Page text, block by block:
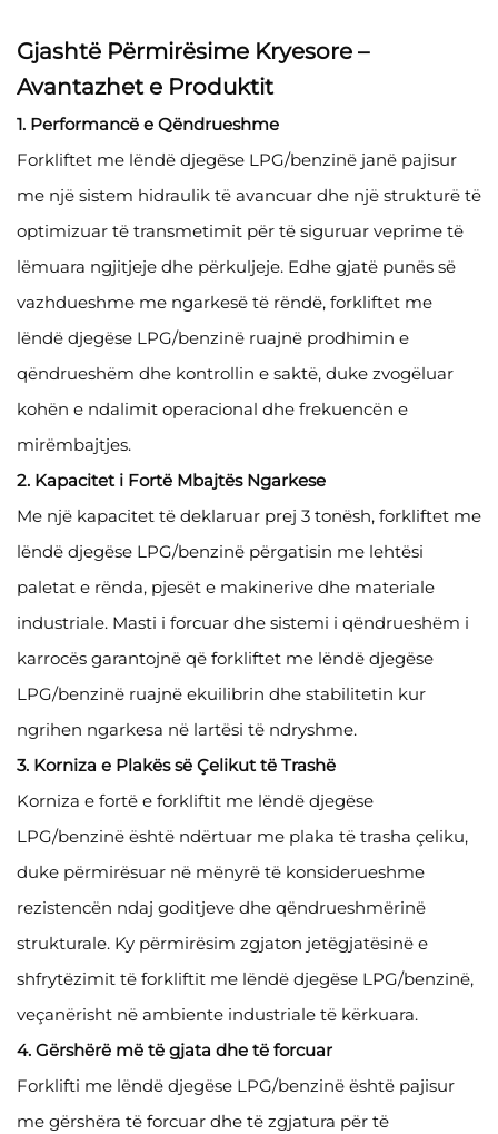
Gjashtë Përmirësime Kryesore –
Avantazhet e Produktit
1. Performancë e Qëndrueshme
Forkliftet me lëndë djegëse LPG/benzinë janë pajisur
me një sistem hidraulik të avancuar dhe një strukturë të
optimizuar të transmetimit për të siguruar veprime të
lëmuara ngjitjeje dhe përkuljeje. Edhe gjatë punës së
vazhdueshme me ngarkesë të rëndë, forkliftet me
lëndë djegëse LPG/benzinë ruajnë prodhimin e
qëndrueshëm dhe kontrollin e saktë, duke zvogëluar
kohën e ndalimit operacional dhe frekuencën e
mirëmbajtjes.
2. Kapacitet i Fortë Mbajtës Ngarkese
Me një kapacitet të deklaruar prej 3 tonësh, forkliftet me
lëndë djegëse LPG/benzinë përgatisin me lehtësi
paletat e rënda, pjesët e makinerive dhe materiale
industriale. Masti i forcuar dhe sistemi i qëndrueshëm i
karrocës garantojnë që forkliftet me lëndë djegëse
LPG/benzinë ruajnë ekuilibrin dhe stabilitetin kur
ngrihen ngarkesa në lartësi të ndryshme.
3. Korniza e Plakës së Çelikut të Trashë
Korniza e fortë e forkliftit me lëndë djegëse
LPG/benzinë është ndërtuar me plaka të trasha çeliku,
duke përmirësuar në mënyrë të konsiderueshme
rezistencën ndaj goditjeve dhe qëndrueshmërinë
strukturale. Ky përmirësim zgjaton jetëgjatësinë e
shfrytëzimit të forkliftit me lëndë djegëse LPG/benzinë,
veçanërisht në ambiente industriale të kërkuara.
4. Gërshërë më të gjata dhe të forcuar
Forklifti me lëndë djegëse LPG/benzinë është pajisur
me gërshëra të forcuar dhe të zgjatura për të